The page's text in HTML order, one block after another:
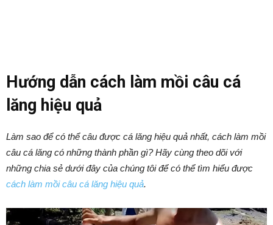
Hướng dẫn cách làm mồi câu cá
lăng hiệu quả
Làm sao để có thể câu được cá lăng hiệu quả nhất, cách làm mồi
câu cá lăng có những thành phần gì? Hãy cùng theo dõi với
những chia sẻ dưới đây của chúng tôi để có thể tìm hiểu được
cách làm mồi câu cá lăng hiệu quả.